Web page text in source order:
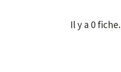
Il y a 0 fiche.